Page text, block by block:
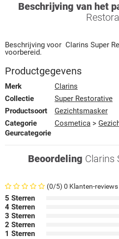
Beschrijving van het
Beschrijving voor Clarins Super
voorbereid.
Productgegevens
Merk
Clarins
Collectie
Super Restorative
Productsoort
Gezichtsmasker
Categorie
Cosmetica >
Geurcategorie
Beoordeling Clarins
(0/5) 0 Klanten-reviews
5 Sterren
4 Sterren
3 Sterren
2 Sterren
1 Sterren